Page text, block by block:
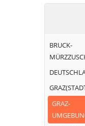
Tobelbad
BRUCK-
GRAZ-